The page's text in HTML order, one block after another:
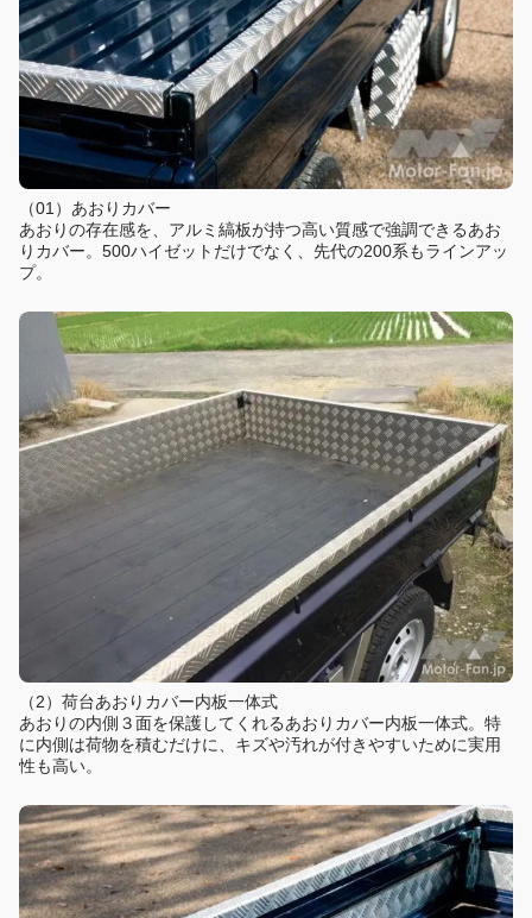
（01）あおりカバー
あおりの存在感を、アルミ縞板が持つ高い質感で強調できるあお
りカバー。500ハイゼットだけでなく、先代の200系もラインアッ
プ。
（2）荷台あおりカバー内板一体式
あおりの内側３面を保護してくれるあおりカバー内板一体式。特
に内側は荷物を積むだけに、キズや汚れが付きやすいために実用
性も高い。